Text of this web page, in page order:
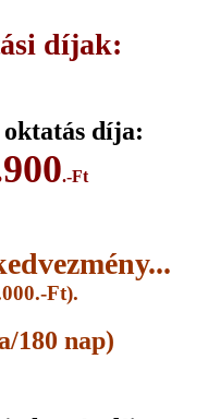
díjak:
díja:
.-Ft
Ft).
180 nap)